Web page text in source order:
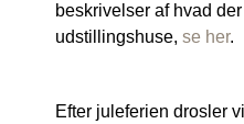
beskrivelser af hvad
udstillingshuse, se her.
Efter juleferien drosler